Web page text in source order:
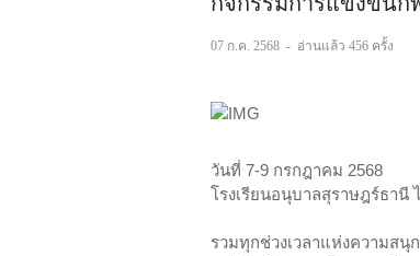
07 ก.ค. 2568 - อ่านแล้ว 456 ครั้ง
วันที่ 7-9 กรกฎาคม 2568
โรงเรียนอนุบาลสุราษฎร์ธา
รวมทุกช่วงเวลาแห่งความสนุ